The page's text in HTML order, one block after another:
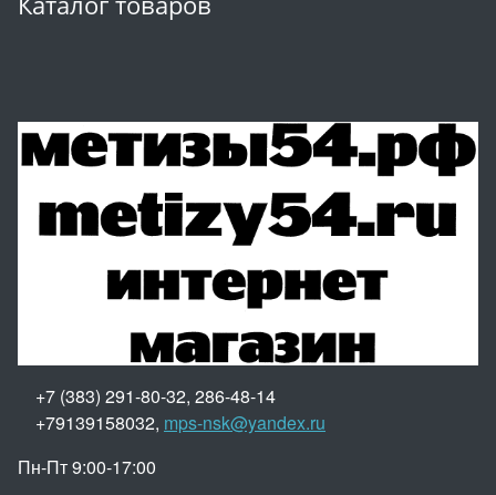
+7 (383) 291-80-32, 286-48-14
+79139158032, mps-nsk@yandex.ru
Пн-Пт 9:00-17:00